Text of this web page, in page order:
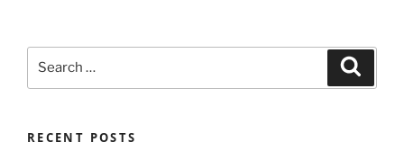
RECENT POSTS